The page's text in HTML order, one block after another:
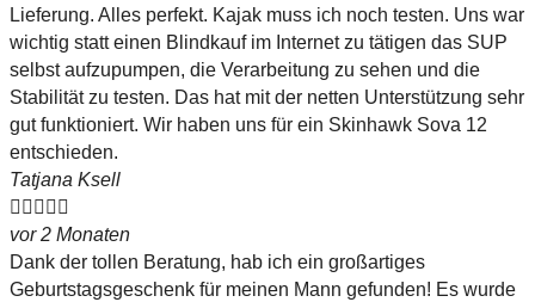
Lieferung. Alles perfekt. Kajak muss ich noch testen. Uns war
wichtig statt einen Blindkauf im Internet zu tätigen das SUP
selbst aufzupumpen, die Verarbeitung zu sehen und die
Stabilität zu testen. Das hat mit der netten Unterstützung sehr
gut funktioniert. Wir haben uns für ein Skinhawk Sova 12
entschieden.
Tatjana Ksell
    
vor 2 Monaten
Dank der tollen Beratung, hab ich ein großartiges
Geburtstagsgeschenk für meinen Mann gefunden! Es wurde